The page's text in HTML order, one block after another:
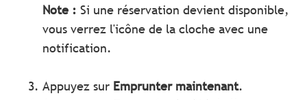
Note : Si une réservation devient disponible,
vous verrez l'icône de la cloche avec une
notification.
Appuyez sur Emprunter maintenant.